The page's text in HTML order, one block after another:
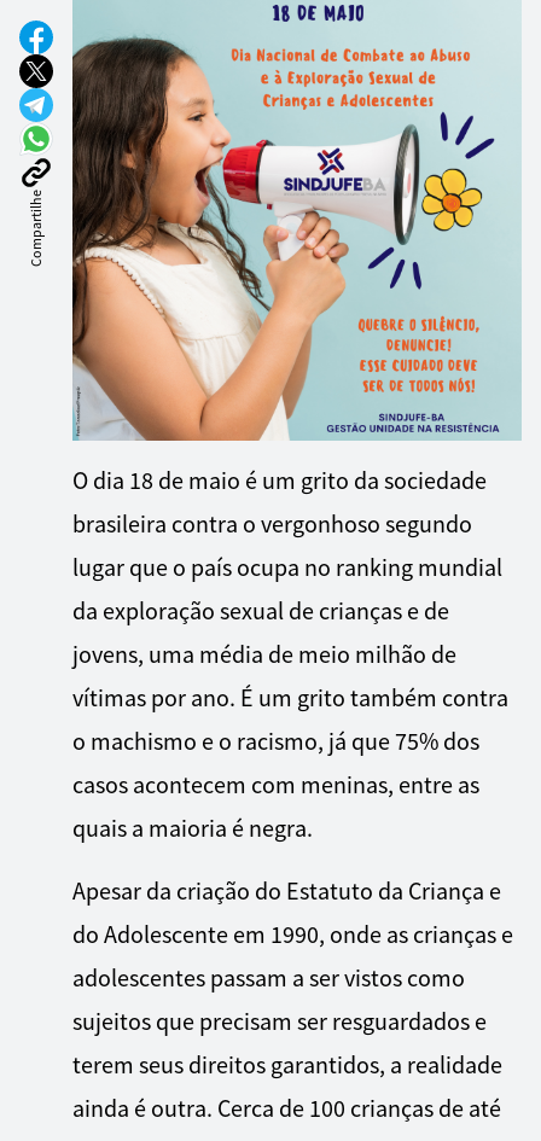
Compartilhe
O dia 18 de maio é um grito da sociedade
brasileira contra o vergonhoso segundo
lugar que o país ocupa no ranking mundial
da exploração sexual de crianças e de
jovens, uma média de meio milhão de
vítimas por ano. É um grito também contra
o machismo e o racismo, já que 75% dos
casos acontecem com meninas, entre as
quais a maioria é negra.
Apesar da criação do Estatuto da Criança e
do Adolescente em 1990, onde as crianças e
adolescentes passam a ser vistos como
sujeitos que precisam ser resguardados e
terem seus direitos garantidos, a realidade
ainda é outra. Cerca de 100 crianças de até